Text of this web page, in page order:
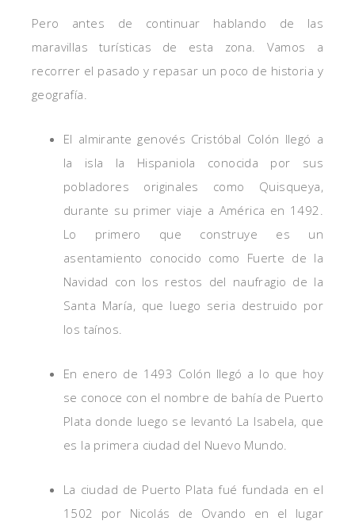
Pero antes de continuar hablando de las
maravillas turísticas de esta zona. Vamos a
recorrer el pasado y repasar un poco de historia y
geografía.
El almirante genovés Cristóbal Colón llegó a
la isla la Hispaniola conocida por sus
pobladores originales como Quisqueya,
durante su primer viaje a América en 1492.
Lo primero que construye es un
asentamiento conocido como Fuerte de la
Navidad con los restos del naufragio de la
Santa María, que luego seria destruido por
los taínos.
En enero de 1493 Colón llegó a lo que hoy
se conoce con el nombre de bahía de Puerto
Plata donde luego se levantó La Isabela, que
es la primera ciudad del Nuevo Mundo.
La ciudad de Puerto Plata fué fundada en el
1502 por Nicolás de Ovando en el lugar